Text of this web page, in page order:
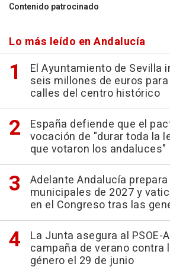
Contenido patrocinado
Lo más leído en Andalucía
El Ayuntamiento de Sevilla
seis millones de euros
calles del centro histórico
España defiende que el
vocación de "durar toda la
que votaron los andaluces"
Adelante Andalucía
municipales de 2027 y
en el Congreso tras las
La Junta asegura al PSOE-
campaña de verano contra
género el 29 de junio